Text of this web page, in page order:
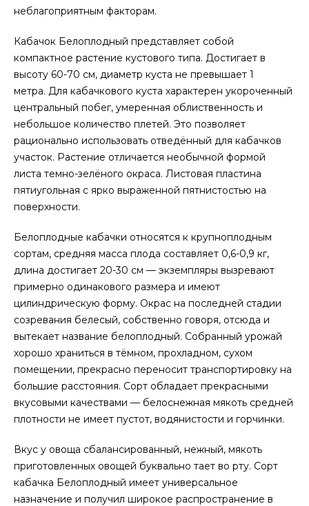
неблагоприятным факторам.
Кабачок Белоплодный представляет собой
компактное растение кустового типа. Достигает в
высоту 60-70 см, диаметр куста не превышает 1
метра. Для кабачкового куста характерен укороченный
центральный побег, умеренная облиственность и
небольшое количество плетей. Это позволяет
рационально использовать отведённый для кабачков
участок. Растение отличается необычной формой
листа темно-зелёного окраса. Листовая пластина
пятиугольная с ярко выраженной пятнистостью на
поверхности.
Белоплодные кабачки относятся к крупноплодным
сортам, средняя масса плода составляет 0,6-0,9 кг,
длина достигает 20-30 см — экземпляры вызревают
примерно одинакового размера и имеют
цилиндрическую форму. Окрас на последней стадии
созревания белесый, собственно говоря, отсюда и
вытекает название белоплодный. Собранный урожай
хорошо храниться в тёмном, прохладном, сухом
помещении, прекрасно переносит транспортировку на
большие расстояния. Сорт обладает прекрасными
вкусовыми качествами — белоснежная мякоть средней
плотности не имеет пустот, водянистости и горчинки.
Вкус у овоща сбалансированный, нежный, мякоть
приготовленных овощей буквально тает во рту. Сорт
кабачка Белоплодный имеет универсальное
назначение и получил широкое распространение в